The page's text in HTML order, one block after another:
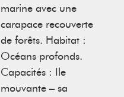
marine avec une
carapace recouverte
de forêts. Habitat :
Océans profonds.
Capacités : Ile
mouvante – sa